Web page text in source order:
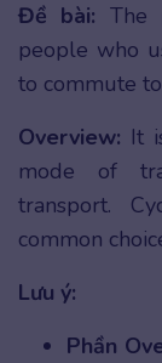
Đề bài: The
people who
to commute
Overview: It
mode of
transport.
common
Lưu ý:
Phần